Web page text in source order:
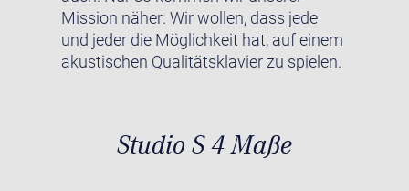
Mission näher: Wir wollen, dass jede
und jeder die Möglichkeit hat, auf einem
akustischen Qualitätsklavier zu spielen.
Studio S 4 Maße